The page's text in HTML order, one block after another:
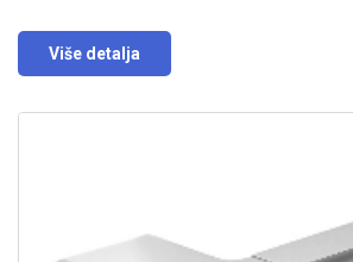
Više detalja